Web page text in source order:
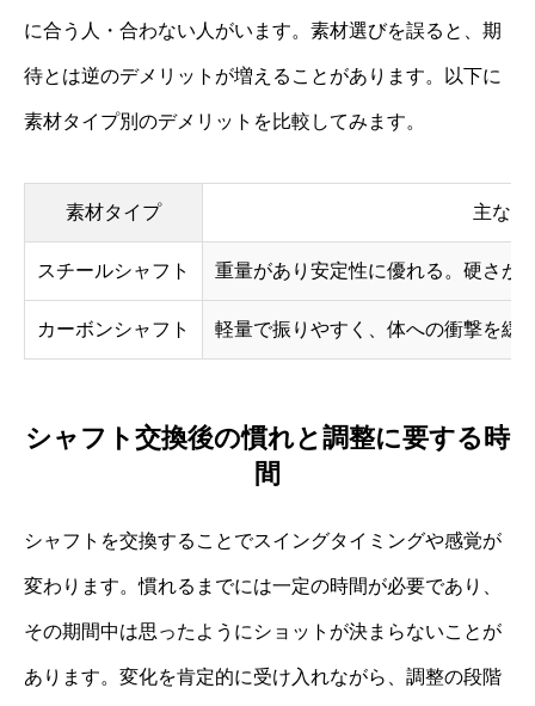
に合う人・合わない人がいます。素材選びを誤ると、期
待とは逆のデメリットが増えることがあります。以下に
素材タイプ別のデメリットを比較してみます。
素材タイプ 主な特
スチールシャフト 重量があり安定性に優れる。硬さが
カーボンシャフト 軽量で振りやすく、体への衝撃を緩
シャフト交換後の慣れと調整に要する時
間
シャフトを交換することでスイングタイミングや感覚が
変わります。慣れるまでには一定の時間が必要であり、
その期間中は思ったようにショットが決まらないことが
あります。変化を肯定的に受け入れながら、調整の段階